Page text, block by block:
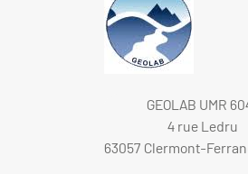
GEOLAB UMR
4 rue Ledru
63057 Clermont-